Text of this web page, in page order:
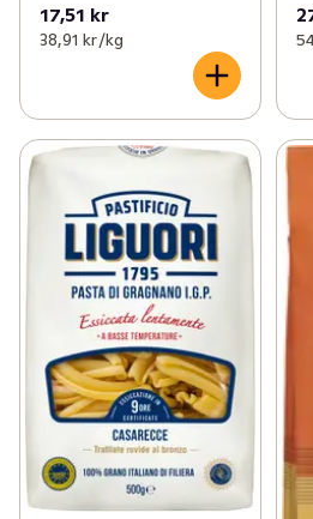
17,51 kr
38,91 kr /kg